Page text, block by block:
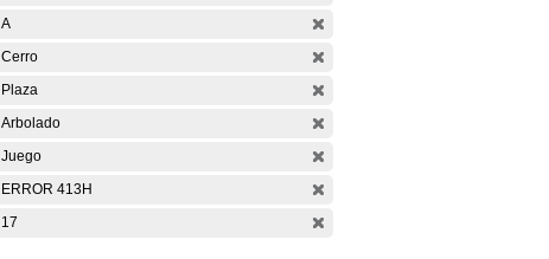
A
Cerro
Plaza
Arbolado
Juego
ERROR 413H
17